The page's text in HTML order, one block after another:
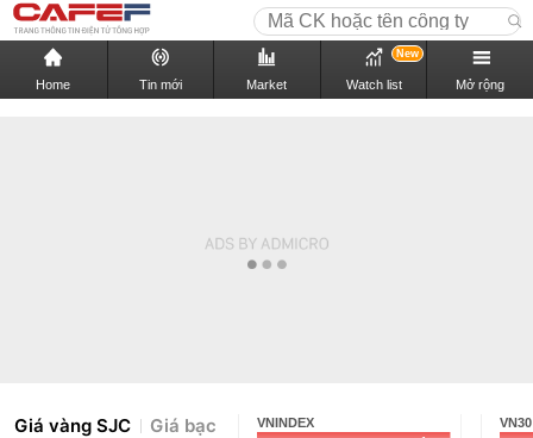
Home Tin mới Market Watch list
New
Mở rộng
Giá vàng SJC Giá bạc VNINDEX VN30